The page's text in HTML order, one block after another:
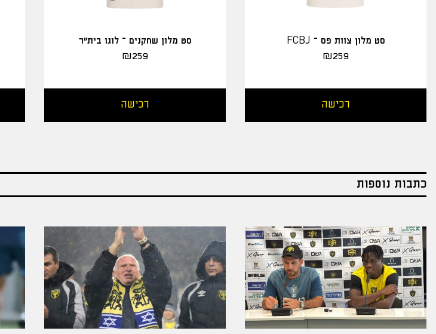
סט מלון צוות פס – FCBJ
₪259
רכישה
סט מלון שחקנים – לוגו בית"ר
₪259
רכישה
כתבות נוספות